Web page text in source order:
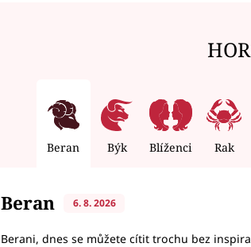
Beran Býk Blíženci Rak
Beran 6. 8. 2026
Berani, dnes se můžete cítit trochu bez